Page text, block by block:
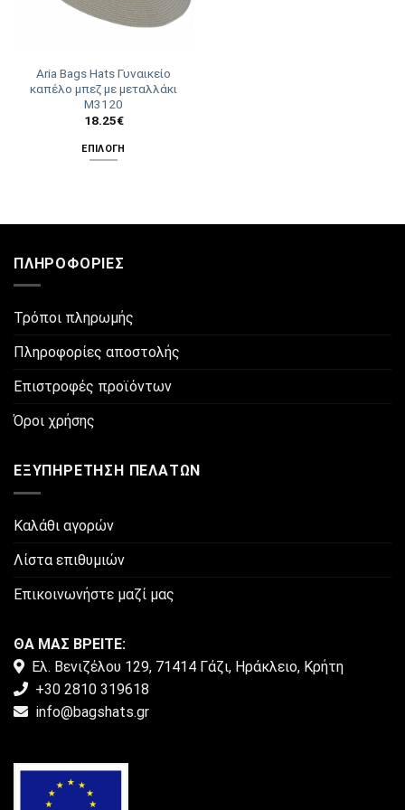
Aria Bags Hats Γυναικείο
καπέλο μπεζ με μεταλλάκι
Μ3120
18.25€
ΕΠΙΛΟΓΉ
έχει
παραλλαγές.
μπορούν
επιλεγούν
στη
σελίδα
ΠΛΗΡΟΦΟΡΊΕΣ
Τρόποι πληρωμής
Πληροφορίες αποστολής
Επιστροφές προϊόντων
Όροι χρήσης
ΕΞΥΠΗΡΈΤΗΣΗ ΠΕΛΑΤΏΝ
Καλάθι αγορών
Λίστα επιθυμιών
Επικοινωνήστε μαζί μας
ΘΑ ΜΑΣ ΒΡΕΙΤΕ:
Ελ. Βενιζέλου 129, 71414 Γάζι, Ηράκλειο, Κρήτη
+30 2810 319618
info@bagshats.gr